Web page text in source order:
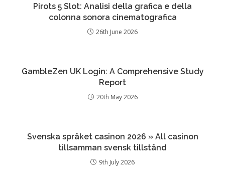
Pirots 5 Slot: Analisi della grafica e della
colonna sonora cinematografica
26th June 2026
GambleZen UK Login: A Comprehensive Study
Report
20th May 2026
Svenska språket casinon 2026 » All casinon
tillsamman svensk tillstånd
9th July 2026